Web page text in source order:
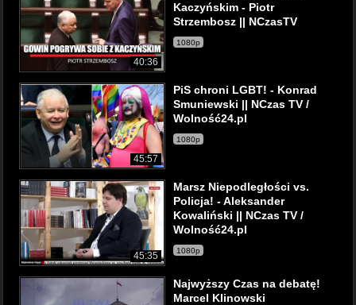
40:36
Kaczyńskim - Piotr
Strzembosz || NCzasTV
1080p
45:57
PiS chroni LGBT! - Konrad
Smuniewski || NCzas TV /
Wolność24.pl
1080p
45:35
Marsz Niepodległości vs.
Policja! - Aleksander
Kowaliński || NCzas TV /
Wolność24.pl
1080p
Najwyższy Czas na debatę!
Marcel Klinowski